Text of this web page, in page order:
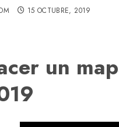
15 OCTUBRE, 2019
un